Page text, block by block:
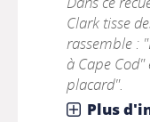
Clark tisse
rassemble :
à Cape Cod"
placard".
Plus